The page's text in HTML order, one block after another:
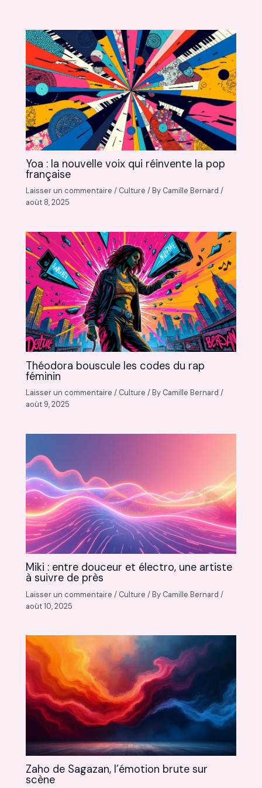
Yoa : la nouvelle voix qui réinvente la pop
française
Laisser un commentaire / Culture / By Camille Bernard/
août 8, 2025
Théodora bouscule les codes du rap
féminin
Laisser un commentaire / Culture / By Camille Bernard/
août 9, 2025
Miki : entre douceur et électro, une artiste
à suivre de près
Laisser un commentaire / Culture / By Camille Bernard/
août 10, 2025
Zaho de Sagazan, l’émotion brute sur
scène